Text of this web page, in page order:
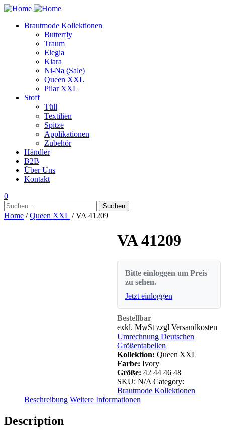
Brautmode Kollektionen
Butterfly
Traum
Elegia
Kiara
Ni-Na (Sale)
Queen XXL
Pilar XXL
Stoff
Tüll
Textilien
Spitze
Applikationen
Zubehör
Händler
B2B
Über Uns
Kontakt
0
Suchen
nach:
Suchen
Home /Queen XXL / VA 41209
VA 41209
Bitte einloggen um Preis
zu sehen.
Jetzt einloggen
Bestellbar
exkl. MwSt zzgl Versandkosten
Umrechnung Deutschen
Größentabellen
Kollektion: Queen XXL
Farbe: Ivory
Größe: 42 44 46 48
SKU: N/A Category:
Brautmode Kollektionen
Beschreibung Weitere Informationen
Description